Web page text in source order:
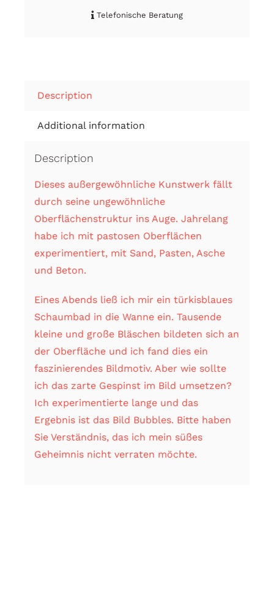
Telefonische Beratung
Description
Additional information
Description
Dieses außergewöhnliche Kunstwerk fällt
durch seine ungewöhnliche
Oberflächenstruktur ins Auge. Jahrelang
habe ich mit pastosen Oberflächen
experimentiert, mit Sand, Pasten, Asche
und Beton.
Eines Abends ließ ich mir ein türkisblaues
Schaumbad in die Wanne ein. Tausende
kleine und große Bläschen bildeten sich an
der Oberfläche und ich fand dies ein
faszinierendes Bildmotiv. Aber wie sollte
ich das zarte Gespinst im Bild umsetzen?
Ich experimentierte lange und das
Ergebnis ist das Bild Bubbles. Bitte haben
Sie Verständnis, das ich mein süßes
Geheimnis nicht verraten möchte.